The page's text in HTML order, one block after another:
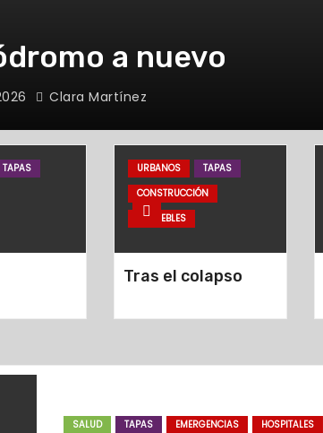
a nuevo
Clara Martínez
TAPAS URBANOS
TAPAS
CONSTRUCCIÓN
INMUEBLES
Tras el colapso
SALUD TAPAS EMERGENCIAS HOSPITALES